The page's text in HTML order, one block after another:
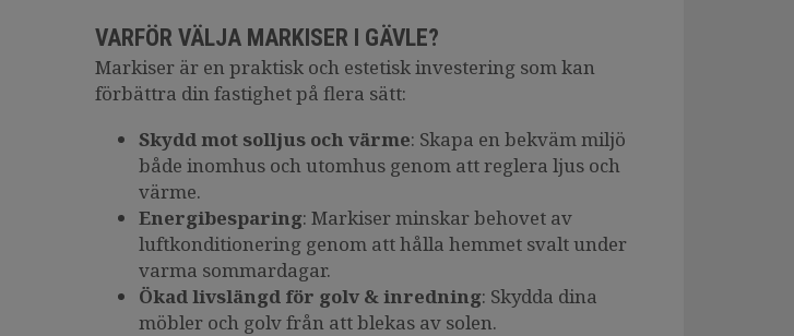
VARFÖR VÄLJA MARKISER I GÄVLE?
Markiser är en praktisk och estetisk investering som kan
förbättra din fastighet på flera sätt:
Skydd mot solljus och värme: Skapa en bekväm miljö
både inomhus och utomhus genom att reglera ljus och
värme.
Energibesparing: Markiser minskar behovet av
luftkonditionering genom att hålla hemmet svalt under
varma sommardagar.
Ökad livslängd för golv & inredning: Skydda dina
möbler och golv från att blekas av solen.